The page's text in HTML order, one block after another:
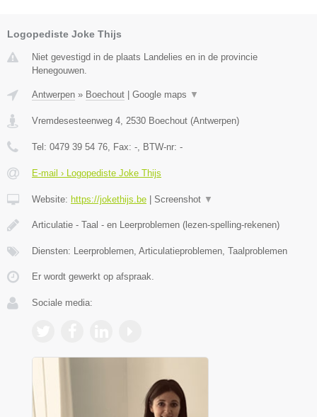
Logopediste Joke Thijs
Niet gevestigd in de plaats Landelies en in de provincie
Henegouwen.
Antwerpen » Boechout | Google maps ▼
Vremdesesteenweg 4 2530 Boechout (Antwerpen)
Tel: 0479 39 54 76 , Fax: - , BTW-nr: -
E-mail › Logopediste Joke Thijs
Website: https://jokethijs.be | Screenshot ▼
Articulatie - Taal - en Leerproblemen (lezen-spelling-rekenen)
Diensten: Leerproblemen, Articulatieproblemen, Taalproblemen
Er wordt gewerkt op afspraak.
Sociale media: